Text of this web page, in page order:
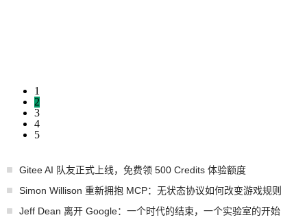
1
2
3
4
5
Gitee AI 队友正式上线，免费领 500 Credits 体验额度
Simon Willison 重新拥抱 MCP：无状态协议如何改变游戏规则
Jeff Dean 离开 Google：一个时代的结束，一个实验室的开始